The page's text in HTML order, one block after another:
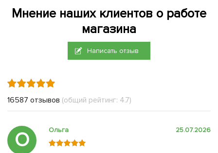
Мнение наших клиентов о работе
магазина
Написать отзыв
16587 отзывов (общий рейтинг: 4.7)
О Ольга 25.07.2026